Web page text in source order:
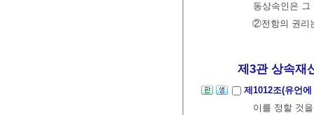
동상속인은
②전항의 권리
제3관 상속재
제1012조(유언
이를 정할 것